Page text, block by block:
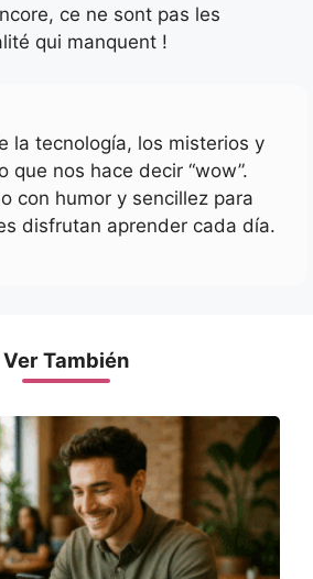
ce ne sont pas les
qui manquent !
la tecnología, los misterios y
que nos hace decir “wow”.
con humor y sencillez para
disfrutan aprender cada día.
Ver También